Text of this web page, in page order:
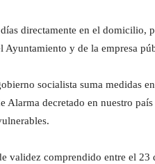
directamente en el domicilio,
Ayuntamiento y de la empresa
socialista suma medidas
Alarma decretado en nuestro
validez comprendido entre el